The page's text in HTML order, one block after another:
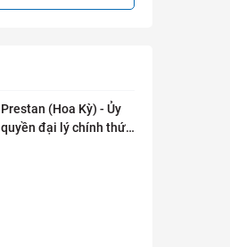
Prestan (Hoa Kỳ) - Ủy
quyền đại lý chính thức